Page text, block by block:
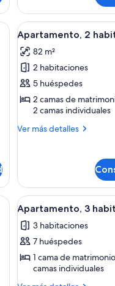
con una cama grande, un
Abrir
todas
las
fotos
de
Apartamento,
habitaciones
9
Apartamento, 2
82 m²
2 habitaciones
5 huéspedes
2 camas de
2 camas individuales
Ver más detalles
Más
habitaciones
grande, una mesita de
Abrir
todas
las
fotos
de
Apartamento,
5
Apartamento, 3
3 habitaciones
7 huéspedes
1 cama de
camas individuales